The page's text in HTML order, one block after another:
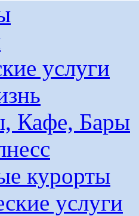
услуги
Кафе, Бары
курорты
услуги